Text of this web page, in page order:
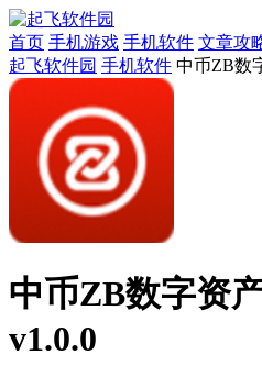
首页 手机游戏 手机软件 文章攻
起飞软件园 手机软件 中币ZB数
中币ZB数字资
v1.0.0